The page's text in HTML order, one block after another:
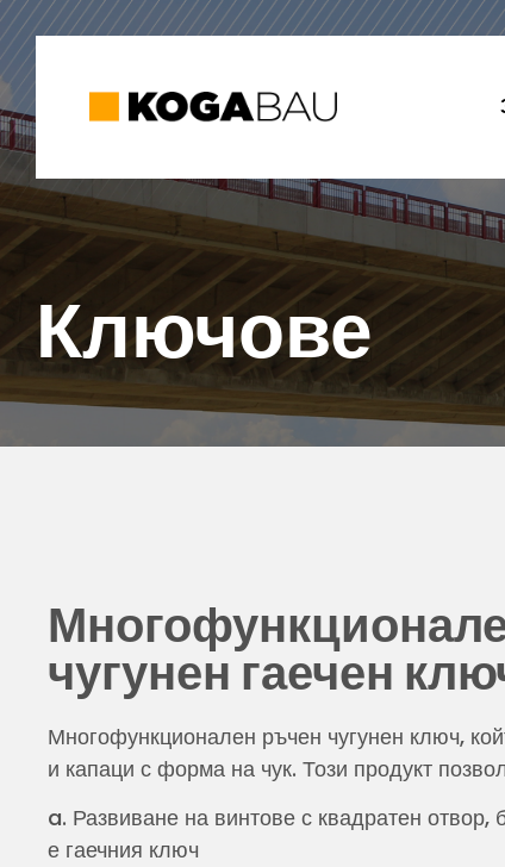
Ключове
чугунен гаечен
Многофункционален ръчен чугунен ключ,
и капаци с форма на чук. Този продукт
a. Развиване на винтове с квадратен
е гаечния ключ